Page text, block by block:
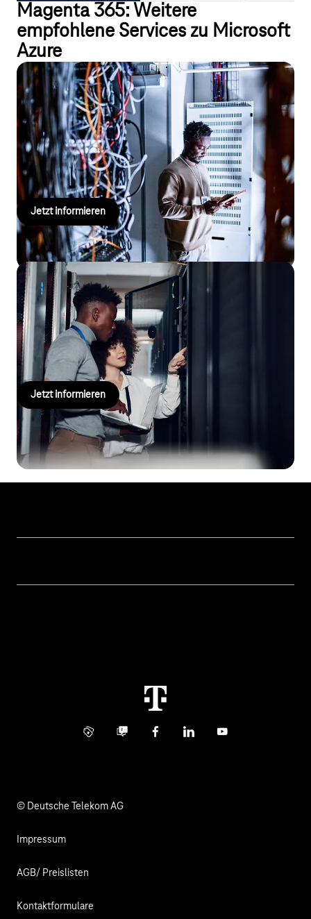
Magenta 365: Weitere
empfohlene Services zu Microsoft
Azure
Microsoft Azure – IT- und Plattform-
Dienste auf Knopfdruck
Ihre Cloud, unser Service: Mit Microsoft Azure und Telekom-
Know-how profitieren Sie von flexibler IT-Infrastruktur,
zuverlässigem Betrieb und individueller Beratung.
Jetzt informieren
Gemeinsam mit der Telekom in die Cloud
Cloud-Management leicht gemacht: Mit den Managed Services
der Telekom bleibt Ihre Azure-Umgebung leistungsfähig, sicher
und jederzeit anpassbar.
Jetzt informieren
Rechnung
Info ServiceBusiness Community
FacebookLinkedInYouTube
© Deutsche Telekom AG
Impressum
AGB/ Preislisten
Kontaktformulare